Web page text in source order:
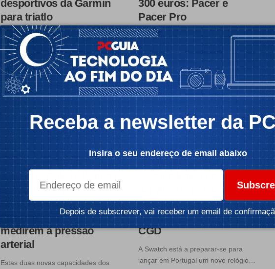
desportivos da Garmin
para triatlo
A família Forerunner foi reforçada
com os 955 Solar e 255, sendo…
Por:Ricardo Durand
Tempo de leitura: 3 min
300 euros: Pacer e
Pacer Pro
A marca finlandesa Polar tem dois
novos relógios de desporto
vocacionados para…
Por: Ricardo Durand
Tempo de leitura: 1 min
MOBILIDADE NOTÍCIAS
Relógios Galaxy Watch3
e Watch Active2
recebem update para
fazerem ECG e
medirem a pressão
arterial
Estas duas novas capacidades dos
MOBILIDADE
Swatch lança novo
serviço de pagamentos
pelo relógio em Portugal
– banco parceiro é a
CGD
A Swatch está a preparar-se para
lançar em Portugal um novo relógio…
Receba a newsletter da
Insira o seu endereço de email abaixo
Depois de subscrever, vai receber um email de